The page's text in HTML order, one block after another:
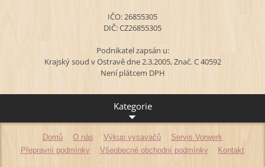
IČO: 26855305
DIČ: CZ26855305
Podnikatel zapsán u:
Krajský soud v Ostravě dne 2.3.2005, Znač. C 40592
Není plátcem DPH
Kategorie
Domů O nás Výkup vysavačů
Servis Vorwerk
Přepravní podmínky
Všeobecné obchodní podmínky Kontakt